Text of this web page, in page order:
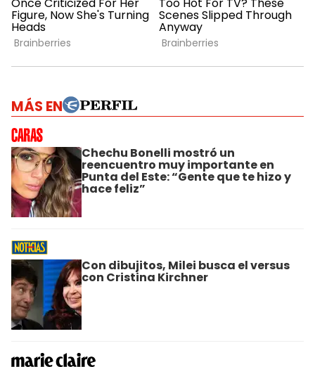
MÁS EN
Chechu Bonelli mostró un
reencuentro muy importante en
Punta del Este: “Gente que te hizo y
hace feliz”
Con dibujitos, Milei busca el versus
con Cristina Kirchner